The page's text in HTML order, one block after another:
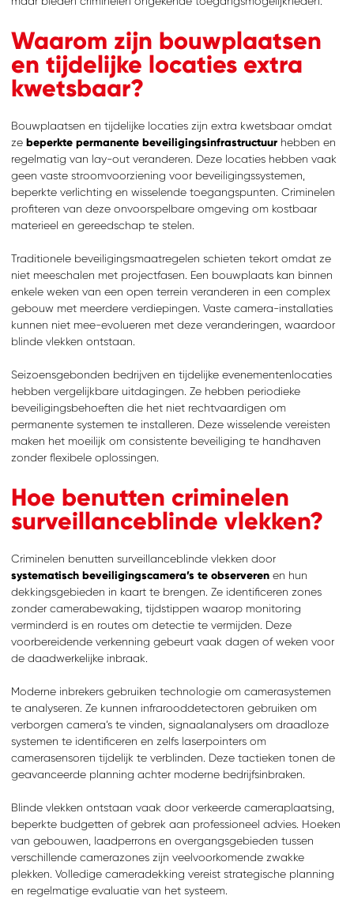
ZOEKEN
Waar ben je naar opzoek?
Waarom zijn bouwplaatsen
en tijdelijke locaties extra
kwetsbaar?
Bouwplaatsen en tijdelijke locaties zijn extra kwetsbaar omdat
ze beperkte permanente beveiligingsinfrastructuur hebben en
regelmatig van lay-out veranderen. Deze locaties hebben vaak
geen vaste stroomvoorziening voor beveiligingssystemen,
beperkte verlichting en wisselende toegangspunten. Criminelen
profiteren van deze onvoorspelbare omgeving om kostbaar
materieel en gereedschap te stelen.
Traditionele beveiligingsmaatregelen schieten tekort omdat ze
niet meeschalen met projectfasen. Een bouwplaats kan binnen
enkele weken van een open terrein veranderen in een complex
gebouw met meerdere verdiepingen. Vaste camera-installaties
kunnen niet mee-evolueren met deze veranderingen, waardoor
blinde vlekken ontstaan.
Seizoensgebonden bedrijven en tijdelijke evenementenlocaties
hebben vergelijkbare uitdagingen. Ze hebben periodieke
beveiligingsbehoeften die het niet rechtvaardigen om
permanente systemen te installeren. Deze wisselende vereisten
maken het moeilijk om consistente beveiliging te handhaven
zonder flexibele oplossingen.
Hoe benutten criminelen
surveillanceblinde vlekken?
Criminelen benutten surveillanceblinde vlekken door
systematisch beveiligingscamera’s te observeren en hun
dekkingsgebieden in kaart te brengen. Ze identificeren zones
zonder camerabewaking, tijdstippen waarop monitoring
verminderd is en routes om detectie te vermijden. Deze
voorbereidende verkenning gebeurt vaak dagen of weken voor
de daadwerkelijke inbraak.
Moderne inbrekers gebruiken technologie om camerasystemen
te analyseren. Ze kunnen infrarooddetectoren gebruiken om
verborgen camera’s te vinden, signaalanalysers om draadloze
systemen te identificeren en zelfs laserpointers om
camerasensoren tijdelijk te verblinden. Deze tactieken tonen de
geavanceerde planning achter moderne bedrijfsinbraken.
Blinde vlekken ontstaan vaak door verkeerde cameraplaatsing,
beperkte budgetten of gebrek aan professioneel advies. Hoeken
van gebouwen, laadperrons en overgangsgebieden tussen
verschillende camerazones zijn veelvoorkomende zwakke
plekken. Volledige cameradekking vereist strategische planning
en regelmatige evaluatie van het systeem.